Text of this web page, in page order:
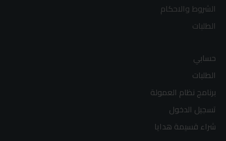
الشروط والاحكام
الطلبات
حسابي
الطلبات
برنامج نظام العمولة
تسجيل الدخول
شراء قسيمة هدايا